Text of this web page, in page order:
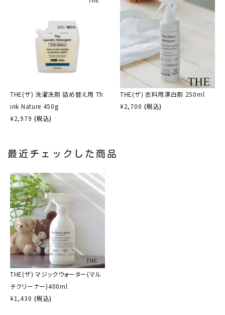
THE(ザ) 洗濯洗剤 詰め替え用 Th
ink Nature 450g
¥2,979 (税込)
THE(ザ) 衣料用漂白剤 250ml
¥2,700 (税込)
最近チェックした商品
THE(ザ) マジックウォーター(マル
チクリーナー)400ml
¥1,430 (税込)